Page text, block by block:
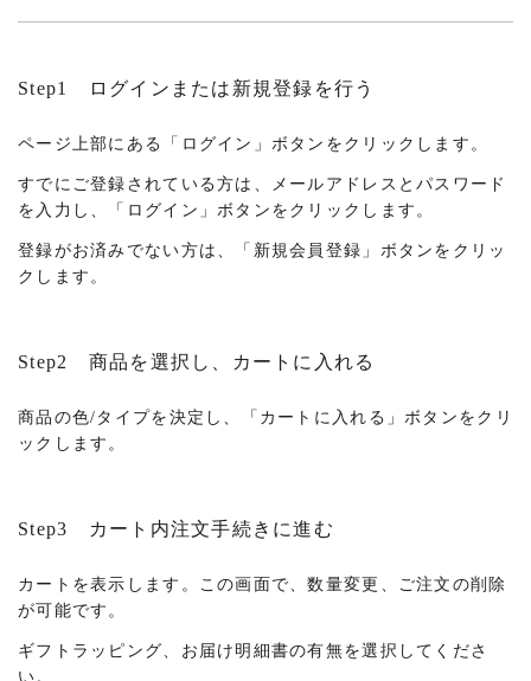
Step1 ログインまたは新規登録を行う
ページ上部にある「ログイン」ボタンをクリックします。
すでにご登録されている方は、メールアドレスとパスワード
を入力し、「ログイン」ボタンをクリックします。
登録がお済みでない方は、「新規会員登録」ボタンをクリッ
クします。
Step2 商品を選択し、カートに入れる
商品の色/タイプを決定し、「カートに入れる」ボタンをクリ
ックします。
Step3 カート内注文手続きに進む
カートを表示します。この画面で、数量変更、ご注文の削除
が可能です。
ギフトラッピング、お届け明細書の有無を選択してくださ
い。